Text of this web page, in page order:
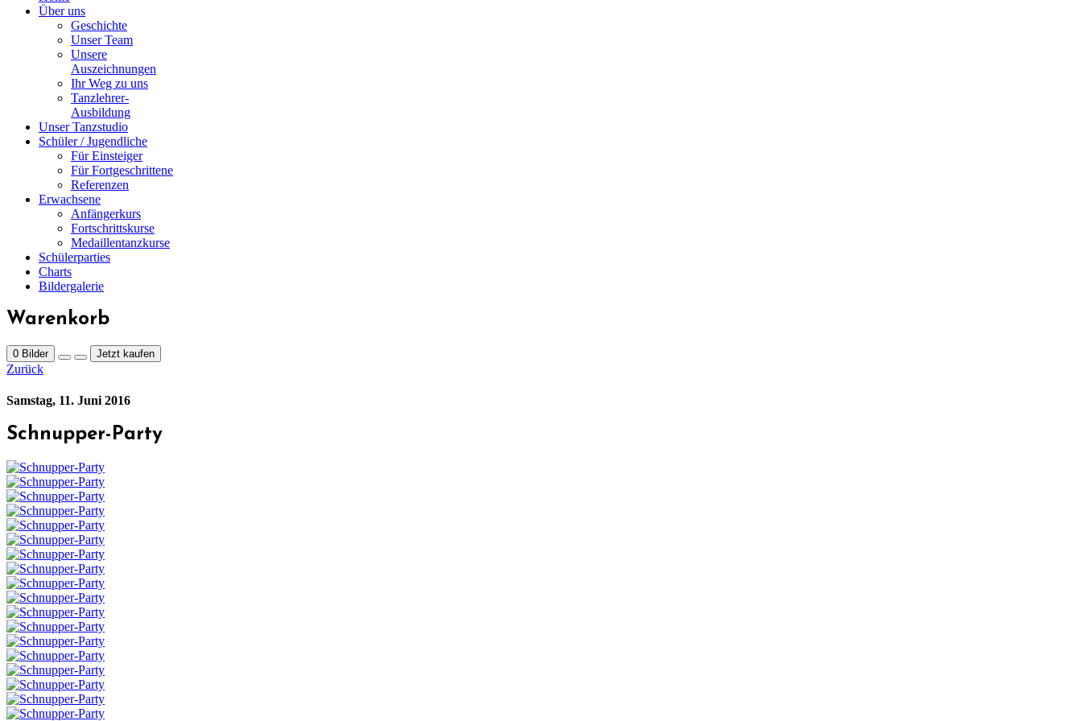
Über uns
Geschichte
Unser Team
Unsere
Auszeichnungen
Ihr Weg zu uns
Tanzlehrer-
Ausbildung
Unser Tanzstudio
Schüler / Jugendliche
Für Einsteiger
Für Fortgeschrittene
Referenzen
Erwachsene
Anfängerkurs
Fortschrittskurse
Medaillentanzkurse
Schülerparties
Charts
Bildergalerie
Warenkorb
0 Bilder Jetzt kaufen
Zurück
Samstag, 11. Juni 2016
Schnupper-Party